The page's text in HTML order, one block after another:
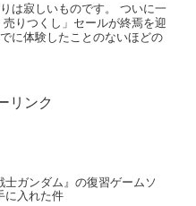
は寂しいものです。 ついに一
りつくし」セールが終焉を迎
に体験したことのないほどの
リンク
士ガンダム』の復習ゲームソ
に入れた件